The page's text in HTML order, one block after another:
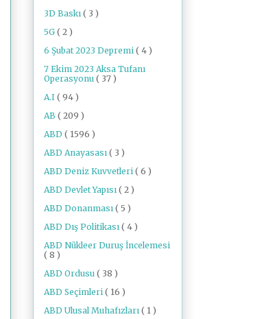
3D Baskı ( 3 )
5G ( 2 )
6 Şubat 2023 Depremi ( 4 )
7 Ekim 2023 Aksa Tufanı
Operasyonu ( 37 )
A.I ( 94 )
AB ( 209 )
ABD ( 1596 )
ABD Anayasası ( 3 )
ABD Deniz Kuvvetleri ( 6 )
ABD Devlet Yapısı ( 2 )
ABD Donanması ( 5 )
ABD Dış Politikası ( 4 )
ABD Nükleer Duruş İncelemesi
( 8 )
ABD Ordusu ( 38 )
ABD Seçimleri ( 16 )
ABD Ulusal Muhafızları ( 1 )